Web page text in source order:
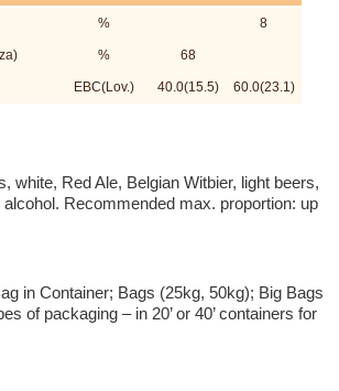
% 8
% 68
EBC(Lov.) 40.0(15.5) 60.0(23.1)
white, Red Ale, Belgian Witbier, light beers,
Recommended max. proportion: up
in Container; Bags (25kg, 50kg); Big Bags
of packaging – in 20’ or 40’ containers for